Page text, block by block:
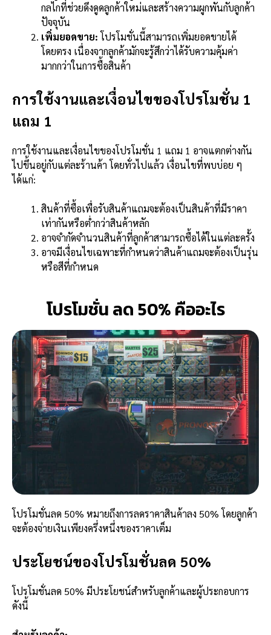
กลไกที่ช่วยดึงดูดลูกค้าใหม่และสร้างความผูกพันกับลูกค้า
ปัจจุบัน
เพิ่มยอดขาย: โปรโมชั่นนี้สามารถเพิ่มยอดขายได้
โดยตรง เนื่องจากลูกค้ามักจะรู้สึกว่าได้รับความคุ้มค่า
มากกว่าในการซื้อสินค้า
การใช้งานและเงื่อนไขของโปรโมชั่น 1
แถม 1
การใช้งานและเงื่อนไขของโปรโมชั่น 1 แถม 1 อาจแตกต่างกัน
ไปขึ้นอยู่กับแต่ละร้านค้า โดยทั่วไปแล้ว เงื่อนไขที่พบบ่อย ๆ
ได้แก่:
สินค้าที่ซื้อเพื่อรับสินค้าแถมจะต้องเป็นสินค้าที่มีราคา
เท่ากันหรือต่ำกว่าสินค้าหลัก
อาจจำกัดจำนวนสินค้าที่ลูกค้าสามารถซื้อได้ในแต่ละครั้ง
อาจมีเงื่อนไขเฉพาะที่กำหนดว่าสินค้าแถมจะต้องเป็นรุ่น
หรือสีที่กำหนด
โปรโมชั่น ลด 50% คืออะไร
โปรโมชั่นลด 50% หมายถึงการลดราคาสินค้าลง 50% โดยลูกค้า
จะต้องจ่ายเงินเพียงครึ่งหนึ่งของราคาเต็ม
ประโยชน์ของโปรโมชั่นลด 50%
โปรโมชั่นลด 50% มีประโยชน์สำหรับลูกค้าและผู้ประกอบการ
ดังนี้